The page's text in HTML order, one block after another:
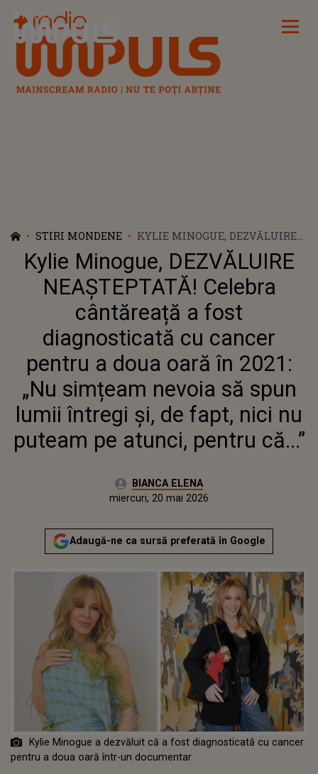
Radio Impuls
STIRI MONDENE
KYLIE MINOGUE, DEZVĂLUIRE
NEAȘTEPTATĂ! CELEBRA
CÂNTĂREAȚĂ A FOST
DIAGNOSTICATĂ CU CANCER
PENTRU A DOUA OARĂ ÎN 2021:
„NU SIMȚEAM NEVOIA SĂ
SPUN LUMII ÎNTREGI ȘI, DE
FAPT, NICI NU PUTEAM PE
ATUNCI, PENTRU CĂ...”
Kylie Minogue, DEZVĂLUIRE
NEAȘTEPTATĂ! Celebra
cântăreață a fost
diagnosticată cu cancer
pentru a doua oară în 2021:
„Nu simțeam nevoia să spun
lumii întregi și, de fapt, nici nu
puteam pe atunci, pentru că...”
Autor:BIANCA ELENA
Publicat:
miercuri, 20 mai 2026
Adaugă-ne ca sursă preferată în Google
Kylie Minogue a dezvăluit că a fost diagnosticată cu cancer
pentru a doua oară într-un documentar